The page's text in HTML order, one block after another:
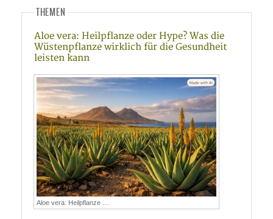
THEMEN
Aloe vera: Heilpflanze oder Hype? Was die
Wüstenpflanze wirklich für die Gesundheit
leisten kann
Aloe vera: Heilpflanze …